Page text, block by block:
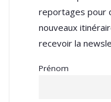
reportages pour
nouveaux
recevoir la
Prénom